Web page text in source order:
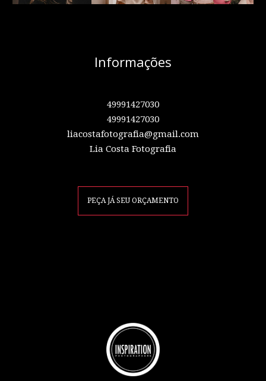
Informações
49991427030
49991427030
liacostafotografia@gmail.com
Lia Costa Fotografia
PEÇA JÁ SEU ORÇAMENTO